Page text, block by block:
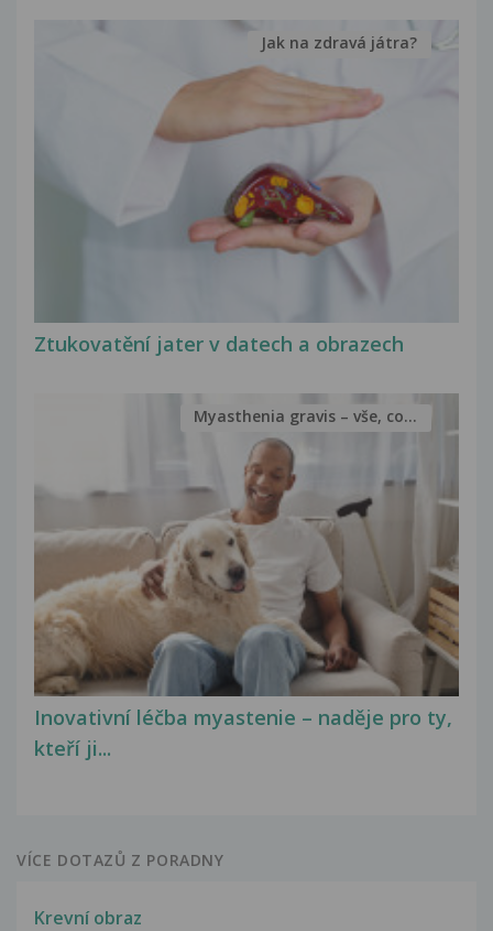
Ztukovatění jater v datech a obrazech
Jak na zdravá játra?
Inovativní léčba myastenie – naděje pro ty,
kteří ji...
Myasthenia gravis – vše, co...
VÍCE DOTAZŮ Z PORADNY
Krevní obraz